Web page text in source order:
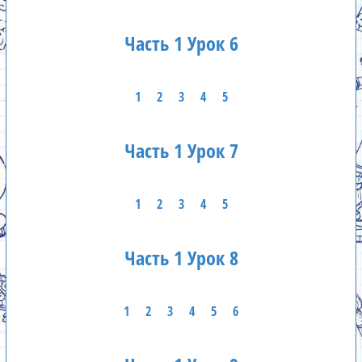
Часть 1 Урок 6
1 2 3 4 5
Часть 1 Урок 7
1 2 3 4 5
Часть 1 Урок 8
1 2 3 4 5 6